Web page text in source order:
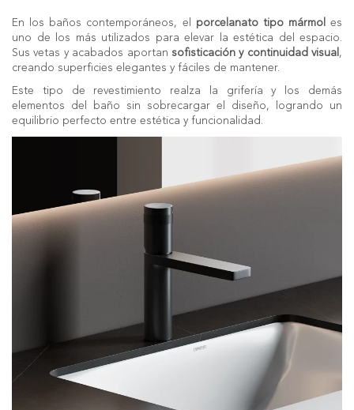
En los baños contemporáneos, el porcelanato tipo mármol
es
uno de los más utilizados para elevar la estética del espacio.
Sus vetas y acabados aportan sofisticación y continuidad visual ,
creando superficies elegantes y fáciles de mantener.
Este tipo de revestimiento realza la grifería y los demás
elementos del baño sin sobrecargar el diseño, logrando un
equilibrio perfecto entre estética y funcionalidad.